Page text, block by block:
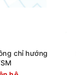
chỉ hướng